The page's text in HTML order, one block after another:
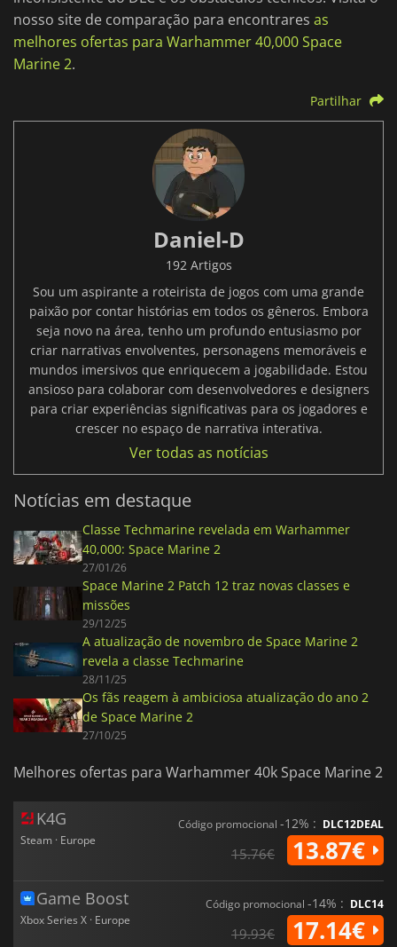
nosso site de comparação para encontrares as
melhores ofertas para Warhammer 40,000 Space
Marine 2.
Partilhar
Daniel-D
192 Artigos
Sou um aspirante a roteirista de jogos com uma grande
paixão por contar histórias em todos os gêneros. Embora
seja novo na área, tenho um profundo entusiasmo por
criar narrativas envolventes, personagens memoráveis e
mundos imersivos que enriquecem a jogabilidade. Estou
ansioso para colaborar com desenvolvedores e designers
para criar experiências significativas para os jogadores e
crescer no espaço de narrativa interativa.
Ver todas as notícias
Notícias em destaque
Classe Techmarine revelada em Warhammer
40,000: Space Marine 2
27/01/26
Space Marine 2 Patch 12 traz novas classes e
missões
29/12/25
A atualização de novembro de Space Marine 2
revela a classe Techmarine
28/11/25
Os fãs reagem à ambiciosa atualização do ano 2
de Space Marine 2
27/10/25
Melhores ofertas para Warhammer 40k Space Marine 2
K4G
Steam · Europe
Código promocional -12% : DLC12DEAL
15.76€ 13.87€
Game Boost
Xbox Series X · Europe
Código promocional -14% : DLC14
19.93€ 17.14€